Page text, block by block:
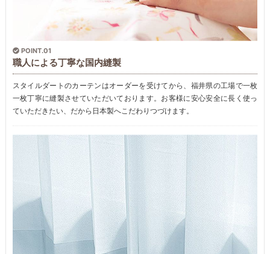
POINT.01
職人による丁寧な国内縫製
スタイルダートのカーテンはオーダーを受けてから、福井県の工場で一枚
一枚丁寧に縫製させていただいております。お客様に安心安全に長く使っ
ていただきたい、だから日本製へこだわりつづけます。